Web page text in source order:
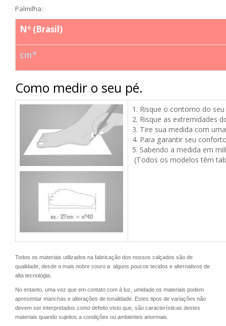
Palmilha:
Nº (Brasil)
cm*
Como medir o seu pé.
1. Risque o contorno do
2. Risque as extremidades
3. Tire sua medida com
4. Para garantir seu
5. Sabendo a medida em
(Todos os modelos têm
Todos os materiais utilizados na fabricação dos nossos calçados são de
qualidade, desde o mais nobre couro a alguns poucos tecidos e alternativos de
alta tecnologia.
No entanto, uma vez que em contato com à luz, umidade os materiais podem
apresentar manchas e alterações de tonalidade. Estes tipos de variações não
devem ser interpretados como defeito visto que, são características destes
materiais quando sujeitos a condições ou ambientes anormais.